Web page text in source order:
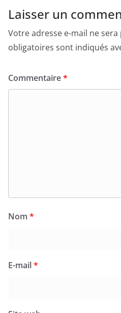
Laisser un
Votre adresse e-mail ne sera
obligatoires sont indiqués
Commentaire*
Nom *
E-mail*